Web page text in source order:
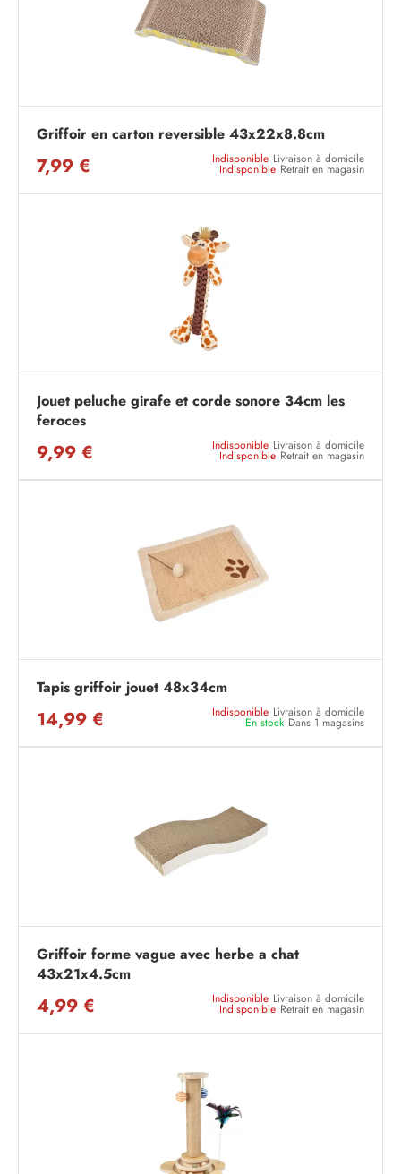
Griffoir en carton reversible 43x22x8.8cm
7,99 € Indisponible Livraison à domicile
Indisponible Retrait en magasin
Jouet peluche girafe et corde sonore 34cm les
feroces
9,99 € Indisponible Livraison à domicile
Indisponible Retrait en magasin
Tapis griffoir jouet 48x34cm
14,99 € Indisponible Livraison à domicile
En stock Dans 1 magasins
Griffoir forme vague avec herbe a chat
43x21x4.5cm
4,99 € Indisponible Livraison à domicile
Indisponible Retrait en magasin